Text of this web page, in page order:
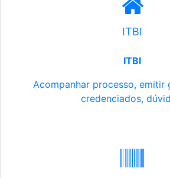
ITBI
ITBI
Acompanhar processo, emitir
credenciados,